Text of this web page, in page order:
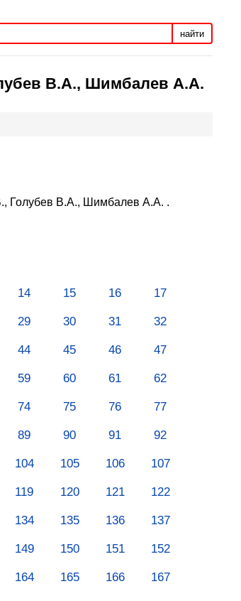
найти
В.А., Шимбалев А.А.
Голубев В.А., Шимбалев А.А. .
14 15 16 17
29 30 31 32
44 45 46 47
59 60 61 62
74 75 76 77
89 90 91 92
104 105 106 107
119 120 121 122
134 135 136 137
149 150 151 152
164 165 166 167